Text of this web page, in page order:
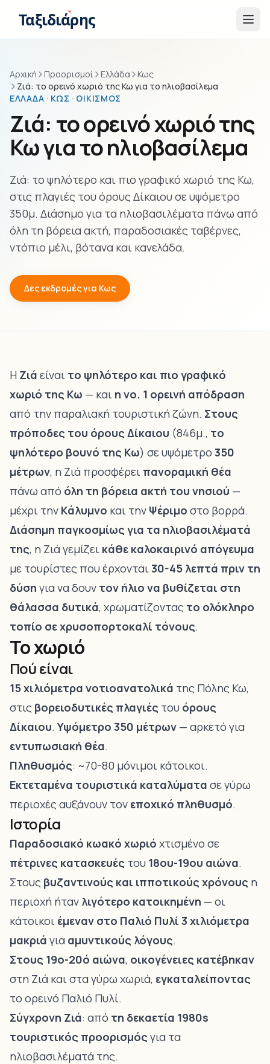
Ταξιδιάρης
Αρχική Προορισμοί Ελλάδα
Κως
Ζιά: το ορεινό χωριό της Κω για το ηλιοβασίλεμα
ΕΛΛΆΔΑ · ΚΩΣ · ΟΙΚΙΣΜΌΣ
Ζιά: το ορεινό χωριό της
Κω για το ηλιοβασίλεμα
Ζιά: το ψηλότερο και πιο γραφικό χωριό της Κω,
στις πλαγιές του όρους Δίκαιου σε υψόμετρο
350μ. Διάσημο για τα ηλιοβασιλέματα πάνω από
όλη τη βόρεια ακτή, παραδοσιακές ταβέρνες,
ντόπιο μέλι, βότανα και κανελάδα.
Δες εκδρομές για Κως
Η Ζιά είναι το ψηλότερο και πιο γραφικό
χωριό της Κω — και η νο. 1 ορεινή απόδραση
από την παραλιακή τουριστική ζώνη. Στους
πρόποδες του όρους Δίκαιου (846μ., το
ψηλότερο βουνό της Κω) σε υψόμετρο 350
μέτρων, η Ζιά προσφέρει πανοραμική θέα
πάνω από όλη τη βόρεια ακτή του νησιού —
μέχρι την Κάλυμνο και την Ψέριμο στο βορρά.
Διάσημη παγκοσμίως για τα ηλιοβασιλέματά
της, η Ζιά γεμίζει κάθε καλοκαιρινό απόγευμα
με τουρίστες που έρχονται30-45 λεπτά πριν τη
δύση για να δουν τον ήλιο να βυθίζεται στη
θάλασσα δυτικά, χρωματίζοντας το ολόκληρο
τοπίο σε χρυσοπορτοκαλί τόνους.
Το χωριό
Πού είναι
15 χιλιόμετρα νοτιοανατολικά της Πόλης Κω,
στις βορειοδυτικές πλαγιές του όρους
Δίκαιου.Υψόμετρο 350 μέτρων — αρκετό για
εντυπωσιακή θέα.
Πληθυσμός: ~70-80 μόνιμοι κάτοικοι.
Εκτεταμένα τουριστικά καταλύματα σε γύρω
περιοχές αυξάνουν τον εποχικό πληθυσμό.
Ιστορία
Παραδοσιακό κωακό χωριό χτισμένο σε
πέτρινες κατασκευές του 18ου-19ου αιώνα.
Στους βυζαντινούς και ιπποτικούς χρόνους η
περιοχή ήταν λιγότερο κατοικημένη — οι
κάτοικοι έμεναν στο Παλιό Πυλί 3 χιλιόμετρα
μακριά για αμυντικούς λόγους.
Στους 19ο-20ό αιώνα, οικογένειες κατέβηκαν
στη Ζιά και στα γύρω χωριά, εγκαταλείποντας
το ορεινό Παλιό Πυλί.
Σύγχρονη Ζιά: από τη δεκαετία 1980s
τουριστικός προορισμός για τα
ηλιοβασιλέματά της.